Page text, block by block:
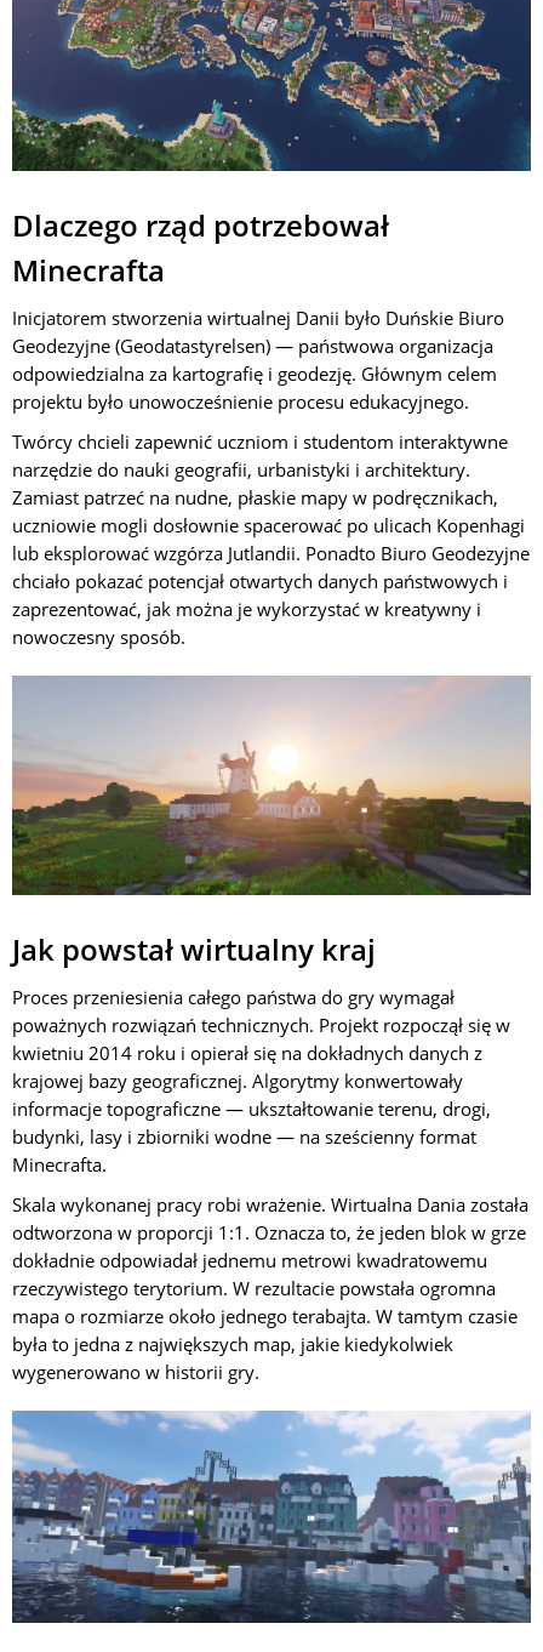
Dlaczego rząd potrzebował
Minecrafta
Inicjatorem stworzenia wirtualnej Danii było Duńskie Biuro
Geodezyjne (Geodatastyrelsen) — państwowa organizacja
odpowiedzialna za kartografię i geodezję. Głównym celem
projektu było unowocześnienie procesu edukacyjnego.
Twórcy chcieli zapewnić uczniom i studentom interaktywne
narzędzie do nauki geografii, urbanistyki i architektury.
Zamiast patrzeć na nudne, płaskie mapy w podręcznikach,
uczniowie mogli dosłownie spacerować po ulicach Kopenhagi
lub eksplorować wzgórza Jutlandii. Ponadto Biuro Geodezyjne
chciało pokazać potencjał otwartych danych państwowych i
zaprezentować, jak można je wykorzystać w kreatywny i
nowoczesny sposób.
Jak powstał wirtualny kraj
Proces przeniesienia całego państwa do gry wymagał
poważnych rozwiązań technicznych. Projekt rozpoczął się w
kwietniu 2014 roku i opierał się na dokładnych danych z
krajowej bazy geograficznej. Algorytmy konwertowały
informacje topograficzne — ukształtowanie terenu, drogi,
budynki, lasy i zbiorniki wodne — na sześcienny format
Minecrafta.
Skala wykonanej pracy robi wrażenie. Wirtualna Dania została
odtworzona w proporcji 1:1. Oznacza to, że jeden blok w grze
dokładnie odpowiadał jednemu metrowi kwadratowemu
rzeczywistego terytorium. W rezultacie powstała ogromna
mapa o rozmiarze około jednego terabajta. W tamtym czasie
była to jedna z największych map, jakie kiedykolwiek
wygenerowano w historii gry.